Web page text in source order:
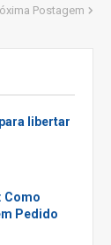
Postagem
libertar
Como
Pedido